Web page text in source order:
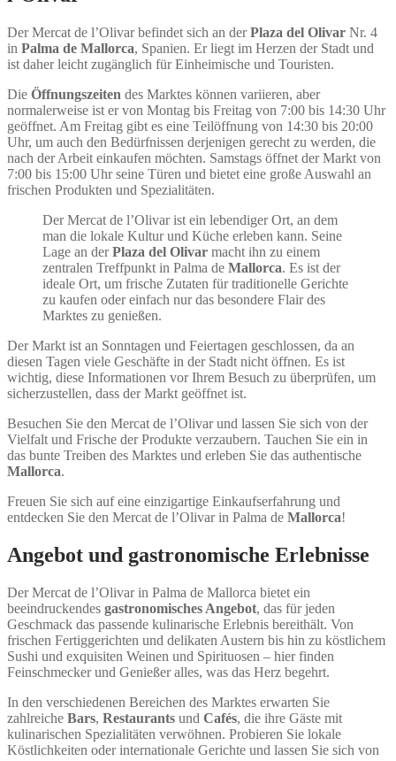
Der Mercat de l’Olivar befindet sich an derPlaza del Olivar Nr. 4
in Palma de Mallorca, Spanien. Er liegt im Herzen der Stadt und
ist daher leicht zugänglich für Einheimische und Touristen.
Die Öffnungszeiten des Marktes können variieren, aber
normalerweise ist er von Montag bis Freitag von 7:00 bis 14:30 Uhr
geöffnet. Am Freitag gibt es eine Teilöffnung von 14:30 bis 20:00
Uhr, um auch den Bedürfnissen derjenigen gerecht zu werden, die
nach der Arbeit einkaufen möchten. Samstags öffnet der Markt von
7:00 bis 15:00 Uhr seine Türen und bietet eine große Auswahl an
frischen Produkten und Spezialitäten.
Der Mercat de l’Olivar ist ein lebendiger Ort, an dem
man die lokale Kultur und Küche erleben kann. Seine
Lage an derPlaza del Olivar macht ihn zu einem
zentralen Treffpunkt in Palma de Mallorca. Es ist der
ideale Ort, um frische Zutaten für traditionelle Gerichte
zu kaufen oder einfach nur das besondere Flair des
Marktes zu genießen.
Der Markt ist an Sonntagen und Feiertagen geschlossen, da an
diesen Tagen viele Geschäfte in der Stadt nicht öffnen. Es ist
wichtig, diese Informationen vor Ihrem Besuch zu überprüfen, um
sicherzustellen, dass der Markt geöffnet ist.
Besuchen Sie den Mercat de l’Olivar und lassen Sie sich von der
Vielfalt und Frische der Produkte verzaubern. Tauchen Sie ein in
das bunte Treiben des Marktes und erleben Sie das authentische
Mallorca.
Freuen Sie sich auf eine einzigartige Einkaufserfahrung und
entdecken Sie den Mercat de l’Olivar in Palma de Mallorca!
Angebot und gastronomische Erlebnisse
Der Mercat de l’Olivar in Palma de Mallorca bietet ein
beeindruckendes gastronomisches Angebot, das für jeden
Geschmack das passende kulinarische Erlebnis bereithält. Von
frischen Fertiggerichten und delikaten Austern bis hin zu köstlichem
Sushi und exquisiten Weinen und Spirituosen – hier finden
Feinschmecker und Genießer alles, was das Herz begehrt.
In den verschiedenen Bereichen des Marktes erwarten Sie
zahlreiche Bars, Restaurants und Cafés, die ihre Gäste mit
kulinarischen Spezialitäten verwöhnen. Probieren Sie lokale
Köstlichkeiten oder internationale Gerichte und lassen Sie sich von